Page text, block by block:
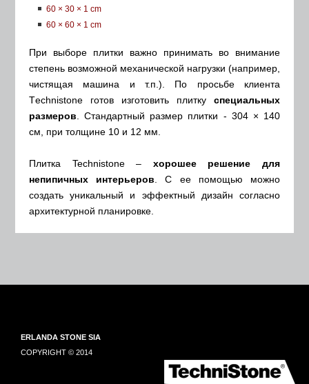
60 × 30 × 1 cm
60 × 60 × 1 cm
При выборе плитки важно принимать во внимание
степень возможной механической нагрузки (например,
чистящая машина и т.п.). По просьбе клиента
Тechnistone готов изготовить плитку специальных
размеров. Стандартный размер плитки - 304 × 140
см, при толщине 10 и 12 мм.
Плитка Technistone – хорошее решение для
непипичных интерьеров. С ее помощью можно
создать уникальный и эффектный дизайн согласно
архитектурной планировке.
ERLANDA STONE SIA
COPYRIGHT © 2014